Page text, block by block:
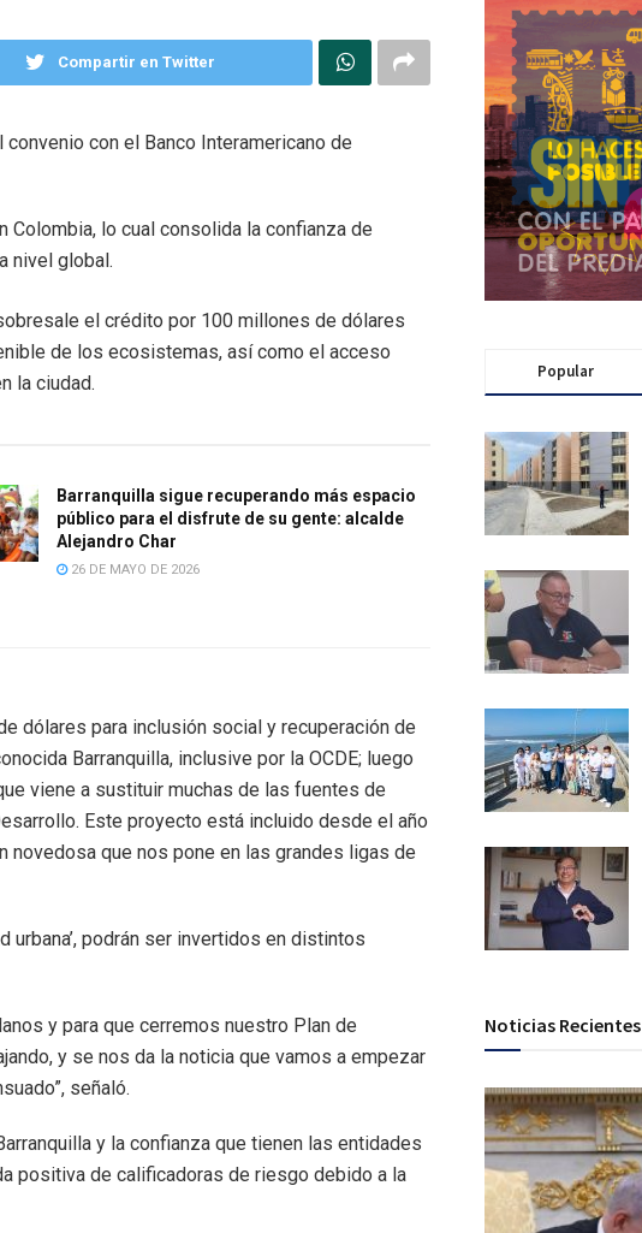
Compartir en Twitter
con el Banco Interamericano de
lo cual consolida la confianza de
nivel global.
el crédito por 100 millones de dólares
de los ecosistemas, así como el acceso
la ciudad.
Barranquilla sigue recuperando más espacio
público para el disfrute de su gente: alcalde
Alejandro Char
26 DE MAYO DE 2026
dólares para inclusión social y recuperación de
Barranquilla, inclusive por la OCDE; luego
viene a sustituir muchas de las fuentes de
Este proyecto está incluido desde el año
novedosa que nos pone en las grandes ligas de
urbana’, podrán ser invertidos en distintos
y para que cerremos nuestro Plan de
y se nos da la noticia que vamos a empezar
señaló.
y la confianza que tienen las entidades
positiva de calificadoras de riesgo debido a la
Popular
Noticias Recientes